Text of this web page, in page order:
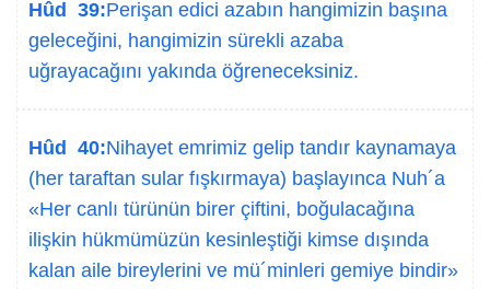
Hûd 39:Perişan edici azabın hangimizin başına
geleceğini, hangimizin sürekli azaba
uğrayacağını yakında öğreneceksiniz.
Hûd 40:Nihayet emrimiz gelip tandır kaynamaya
(her taraftan sular fışkırmaya) başlayınca Nuh´a
«Her canlı türünün birer çiftini, boğulacağına
ilişkin hükmümüzün kesinleştiği kimse dışında
kalan aile bireylerini ve mü´minleri gemiye bindir»